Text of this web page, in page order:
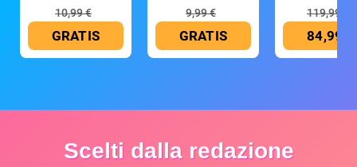
10,99 €
GRATIS
9,99 €
GRATIS
119,99 €
84,99 €
Scelti dalla redazione